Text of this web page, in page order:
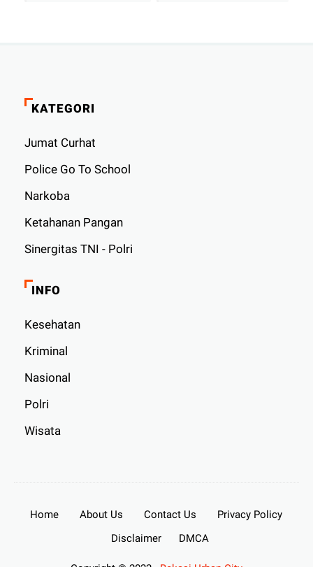
KATEGORI
Jumat Curhat
Police Go To School
Narkoba
Ketahanan Pangan
Sinergitas TNI - Polri
INFO
Kesehatan
Kriminal
Nasional
Polri
Wisata
Home About Us Contact Us
Privacy Policy
Disclaimer
DMCA